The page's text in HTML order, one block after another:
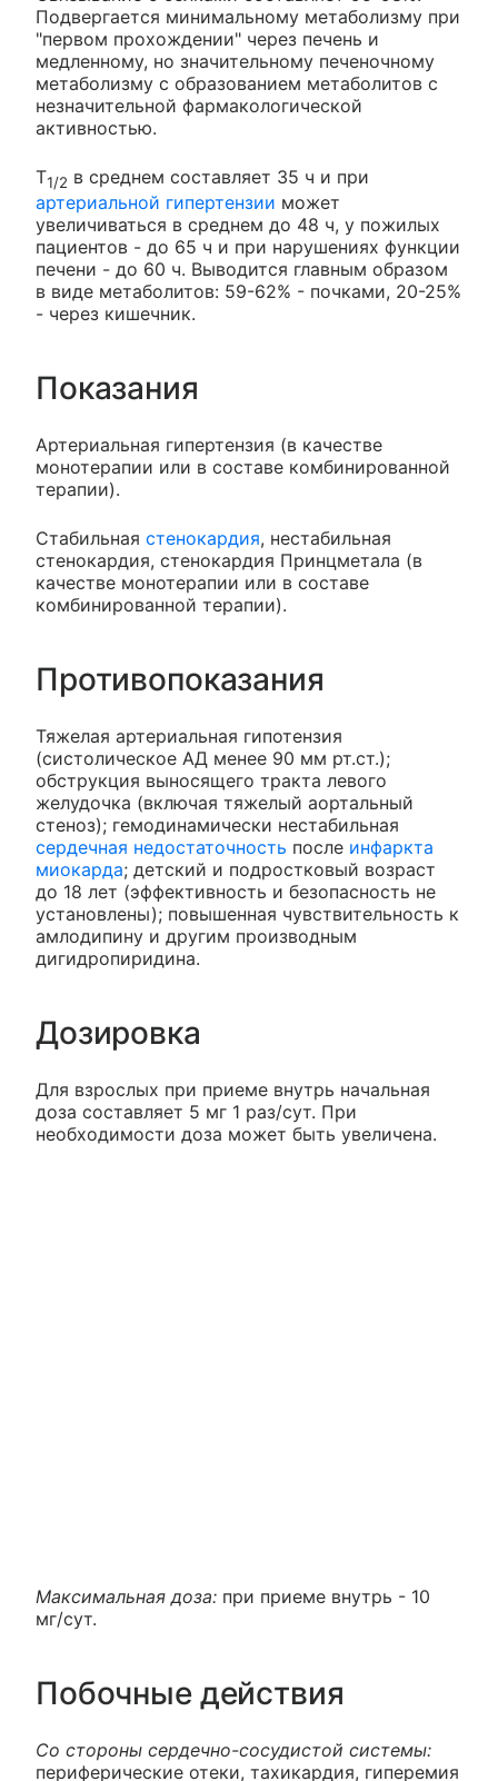
Подвергается минимальному метаболизму при
"первом прохождении" через печень и
медленному, но значительному печеночному
метаболизму с образованием метаболитов с
незначительной фармакологической
активностью.
T1/2 в среднем составляет 35 ч и при
артериальной гипертензии может
увеличиваться в среднем до 48 ч, у пожилых
пациентов - до 65 ч и при нарушениях функции
печени - до 60 ч. Выводится главным образом
в виде метаболитов: 59-62% - почками, 20-25%
- через кишечник.
Показания
Артериальная гипертензия (в качестве
монотерапии или в составе комбинированной
терапии).
Стабильная стенокардия, нестабильная
стенокардия, стенокардия Принцметала (в
качестве монотерапии или в составе
комбинированной терапии).
Противопоказания
Тяжелая артериальная гипотензия
(систолическое АД менее 90 мм рт.ст.);
обструкция выносящего тракта левого
желудочка (включая тяжелый аортальный
стеноз); гемодинамически нестабильная
сердечная недостаточность после инфаркта
миокарда; детский и подростковый возраст
до 18 лет (эффективность и безопасность не
установлены); повышенная чувствительность к
амлодипину и другим производным
дигидропиридина.
Дозировка
Для взрослых при приеме внутрь начальная
доза составляет 5 мг 1 раз/сут. При
необходимости доза может быть увеличена.
Максимальная доза: при приеме внутрь - 10
мг/сут.
Побочные действия
Со стороны сердечно-сосудистой системы:
периферические отеки, тахикардия, гиперемия